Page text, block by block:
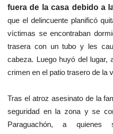
fuera de la casa debido a
que el delincuente planificó
víctimas se encontraban
trasera con un tubo y les
cabeza. Luego huyó del lugar,
crimen en el patio trasero de la
​Tras el atroz asesinato de la
seguridad en la zona y se
Paraguachón, a quienes